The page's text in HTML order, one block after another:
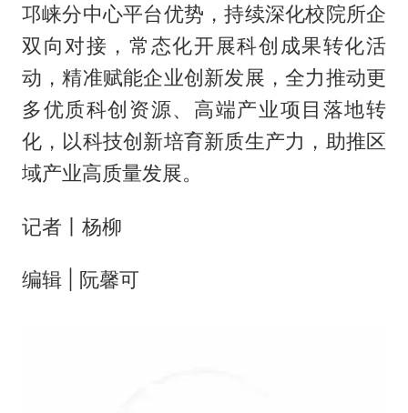
邛崃分中心平台优势，持续深化校院所企
双向对接，常态化开展科创成果转化活
动，精准赋能企业创新发展，全力推动更
多优质科创资源、高端产业项目落地转
化，以科技创新培育新质生产力，助推区
域产业高质量发展。
记者丨杨柳
编辑 | 阮馨可